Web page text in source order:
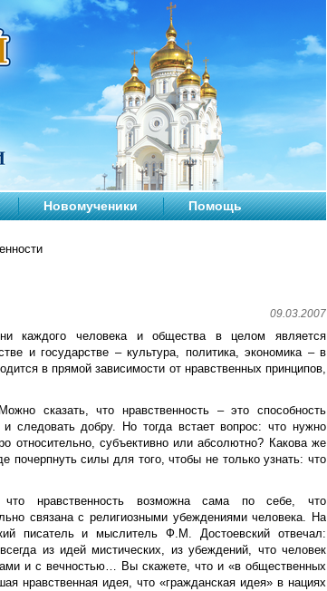
Новомученики Помощь
09.03.2007
каждого человека и общества в целом является
и государстве – культура, политика, экономика – в
в прямой зависимости от нравственных принципов,
сказать, что нравственность – это способность
следовать добру. Но тогда встает вопрос: что нужно
относительно, субъективно или абсолютно? Какова же
почерпнуть силы для того, чтобы не только узнать: что
нравственность возможна сама по себе, что
связана с религиозными убеждениями человека. На
писатель и мыслитель Ф.М. Достоевский отвечал:
из идей мистических, из убеждений, что человек
и с вечностью… Вы скажете, что и «в общественных
нравственная идея, что «гражданская идея» в нациях